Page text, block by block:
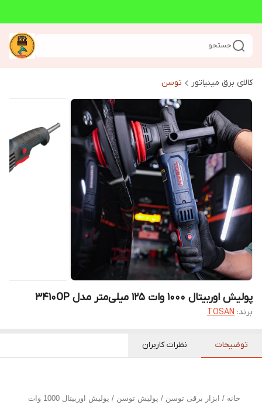
جستجو
کالای برق مینیاتور توسن
پولیش اوربیتال 1000 وات 125 میلی‌متر مدل 3410OP
برند: TOSAN
توضیحات نظرات کاربران
خانه / ابزار برقی توسن / پولیش توسن / پولیش اوربیتال 1000 وات